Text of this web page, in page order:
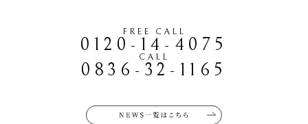
FREE CALL
0120-14-4075
CALL
0836-32-1165